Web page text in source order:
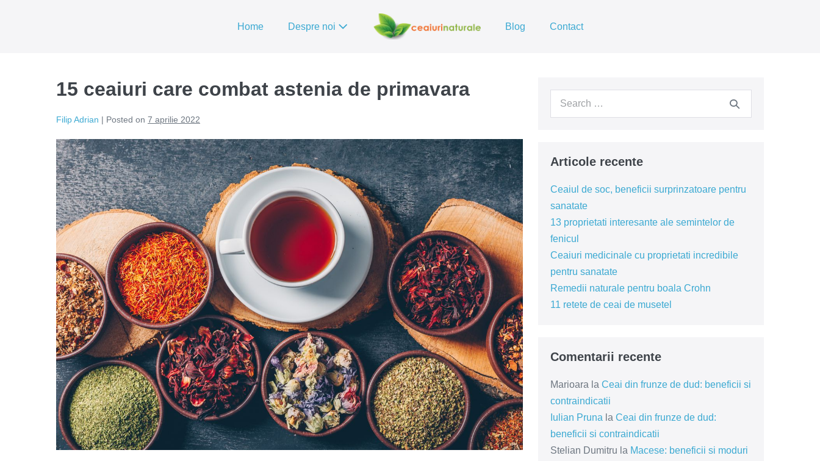
Home Despre noi Blog Contact
15 ceaiuri care combat astenia de primavara
Filip Adrian | Posted on 7 aprilie 2022
Articole recente
Ceaiul de soc, beneficii surprinzatoare pentru
sanatate
13 proprietati interesante ale semintelor de
fenicul
Ceaiuri medicinale cu proprietati incredibile
pentru sanatate
Remedii naturale pentru boala Crohn
11 retete de ceai de musetel
Comentarii recente
Marioara la Ceai din frunze de dud: beneficii si
contraindicatii
Iulian Pruna la Ceai din frunze de dud:
beneficii si contraindicatii
Stelian Dumitru la Macese: beneficii si moduri